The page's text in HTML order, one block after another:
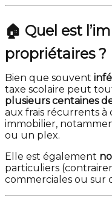
🏠 Quel est
propriétaires ?
Bien que souvent
taxe scolaire peut
plusieurs centaines
aux frais récurrents
immobilier,
ou un plex.
Elle est également
particuliers
commerciales ou sur